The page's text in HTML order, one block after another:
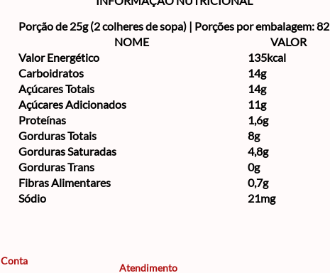
Porção de 25g (2 colheres de sopa) | Porções por embalagem: 82
NOME
VALOR
Valor Energético
135kcal
Carboidratos
14g
Açúcares Totais
14g
Açúcares Adicionados
11g
Proteínas
1,6g
Gorduras Totais
8g
Gorduras Saturadas
4,8g
Gorduras Trans
0g
Fibras Alimentares
0,7g
Sódio
21mg
Conta
Atendimento